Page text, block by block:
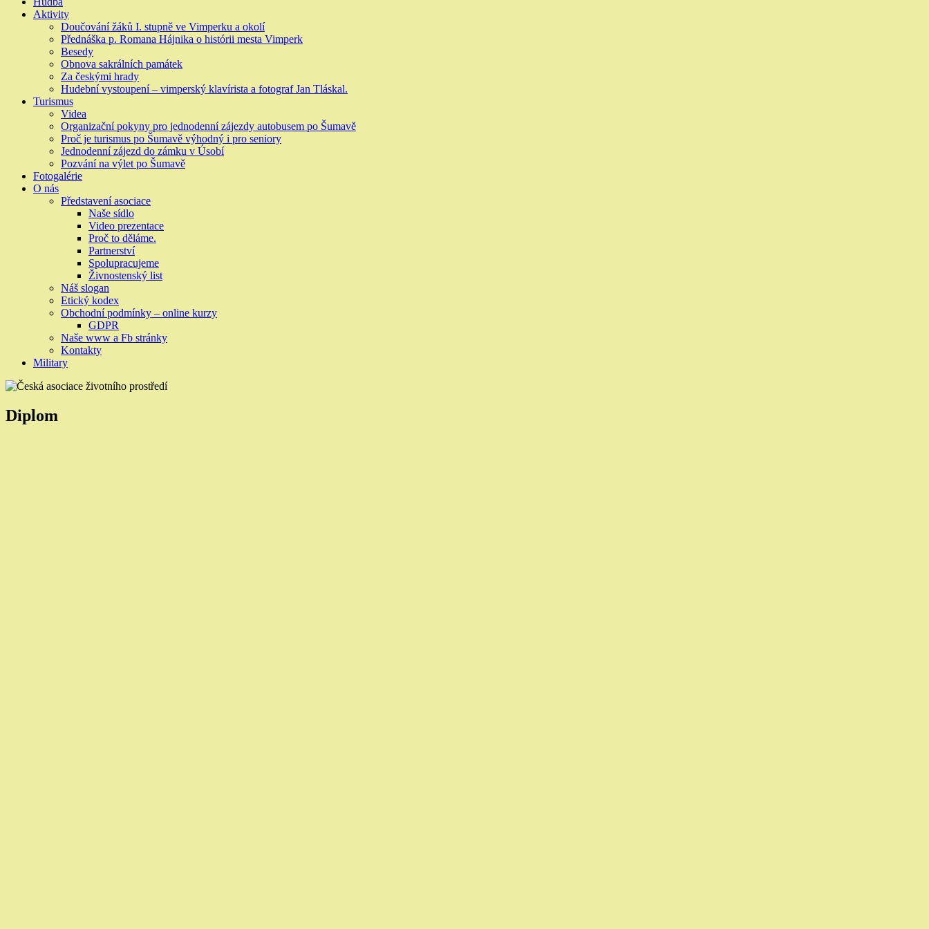
Aktivity
Doučování žáků I. stupně ve Vimperku a okolí
Přednáška p. Romana Hájnika o histórii mesta Vimperk
Besedy
Obnova sakrálních památek
Za českými hrady
Hudební vystoupení – vimperský klavírista a fotograf Jan Tláskal.
Turismus
Videa
Organizační pokyny pro jednodenní zájezdy autobusem po Šumavě
Proč je turismus po Šumavě výhodný i pro seniory
Jednodenní zájezd do zámku v Úsobí
Pozvání na výlet po Šumavě
Fotogalérie
O nás
Představení asociace
Naše sídlo
Video prezentace
Proč to děláme.
Partnerství
Spolupracujeme
Živnostenský list
Náš slogan
Etický kodex
Obchodní podmínky – online kurzy
GDPR
Naše www a Fb stránky
Kontakty
Military
Diplom